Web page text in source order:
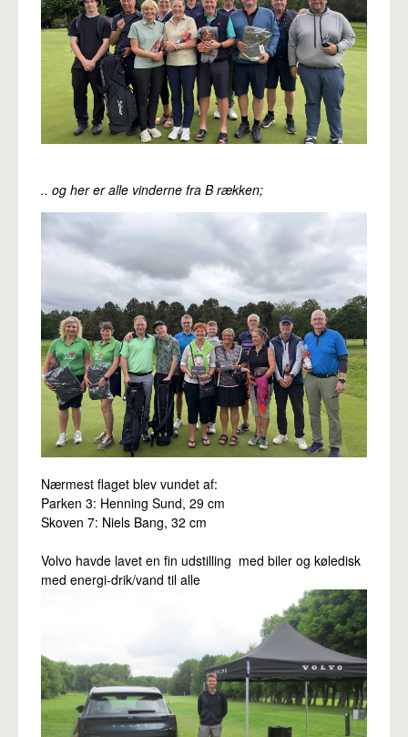
.. og her er alle vinderne fra B rækken;
Nærmest flaget blev vundet af:
Parken 3: Henning Sund, 29 cm
Skoven 7: Niels Bang, 32 cm
Volvo havde lavet en fin udstilling med biler og køledisk
med energi-drik/vand til alle